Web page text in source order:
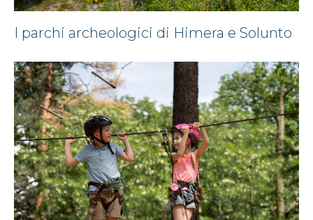
I parchi archeologici di Himera e Solunto